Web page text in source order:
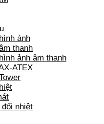
ảnh
thanh
ảnh âm thanh
ATEX
nhiệt